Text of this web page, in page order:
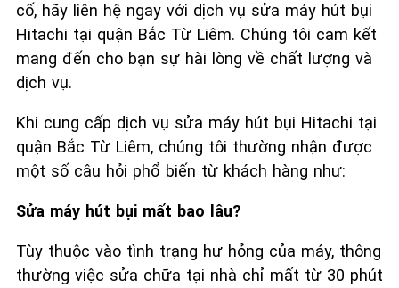
cố, hãy liên hệ ngay với dịch vụ sửa máy hút bụi
Hitachi tại quận Bắc Từ Liêm. Chúng tôi cam kết
mang đến cho bạn sự hài lòng về chất lượng và
dịch vụ.
Khi cung cấp dịch vụ sửa máy hút bụi Hitachi tại
quận Bắc Từ Liêm, chúng tôi thường nhận được
một số câu hỏi phổ biến từ khách hàng như:
Sửa máy hút bụi mất bao lâu?
Tùy thuộc vào tình trạng hư hỏng của máy, thông
thường việc sửa chữa tại nhà chỉ mất từ 30 phút